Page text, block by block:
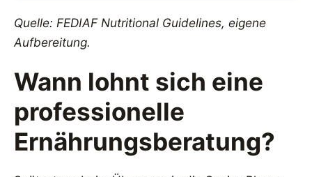
Quelle: FEDIAF Nutritional Guidelines, eigene
Aufbereitung.
Wann lohnt sich eine
professionelle
Ernährungsberatung?